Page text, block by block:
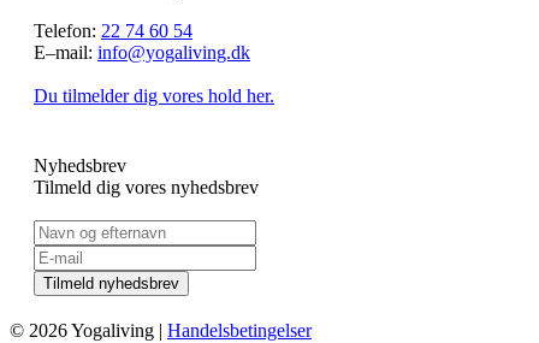
Telefon: 22 74 60 54
E–mail: info@yogaliving.dk
Du tilmelder dig vores hold her.
Nyhedsbrev
Tilmeld dig vores nyhedsbrev
© 2026 Yogaliving | Handelsbetingelser